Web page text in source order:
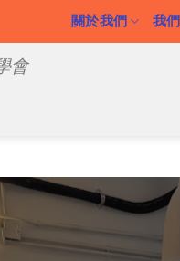
會
關於我們 我